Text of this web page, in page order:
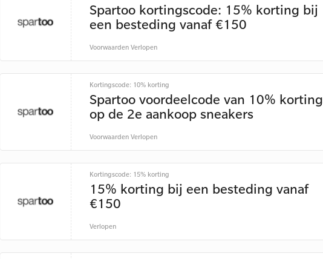
Spartoo kortingscode: 15% korting bij
een besteding vanaf €150
VoorwaardenVerlopen
Kortingscode: 10% korting
Spartoo voordeelcode van 10% korting
op de 2e aankoop sneakers
VoorwaardenVerlopen
Kortingscode: 15% korting
15% korting bij een besteding vanaf
€150
Verlopen